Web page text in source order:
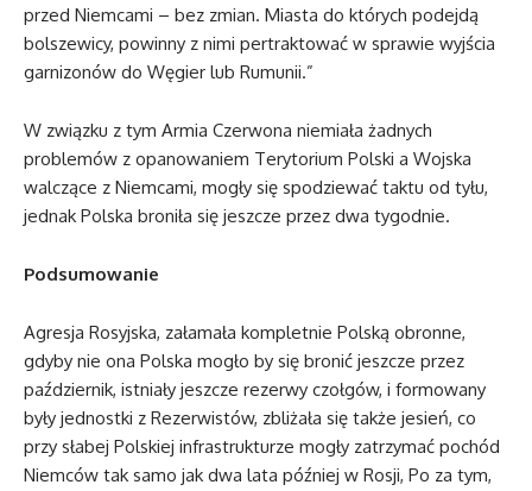
przed Niemcami – bez zmian. Miasta do których podejdą
bolszewicy, powinny z nimi pertraktować w sprawie wyjścia
garnizonów do Węgier lub Rumunii.”
W związku z tym Armia Czerwona niemiała żadnych
problemów z opanowaniem Terytorium Polski a Wojska
walczące z Niemcami, mogły się spodziewać taktu od tyłu,
jednak Polska broniła się jeszcze przez dwa tygodnie.
Podsumowanie
Agresja Rosyjska, załamała kompletnie Polską obronne,
gdyby nie ona Polska mogło by się bronić jeszcze przez
październik, istniały jeszcze rezerwy czołgów, i formowany
były jednostki z Rezerwistów, zbliżała się także jesień, co
przy słabej Polskiej infrastrukturze mogły zatrzymać pochód
Niemców tak samo jak dwa lata później w Rosji, Po za tym,